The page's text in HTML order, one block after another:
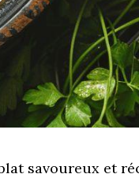
savoureux et